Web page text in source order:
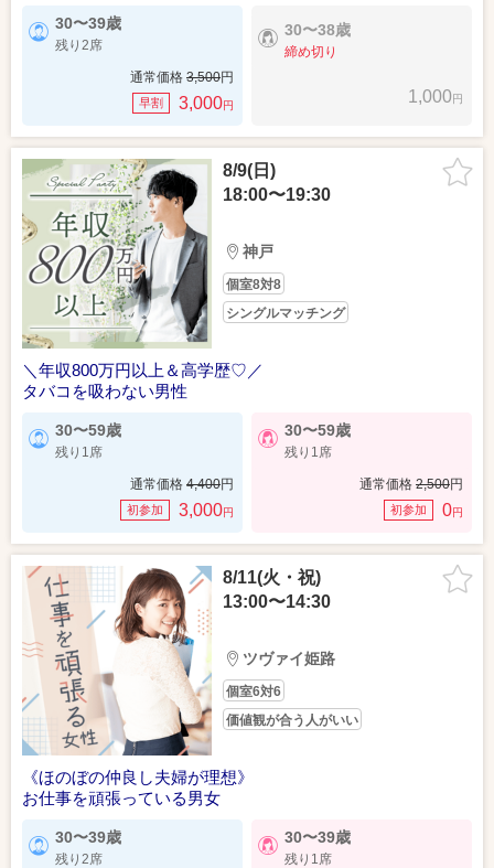
30〜39歳
残り2席
通常価格 3,500円
早割 3,000円
30〜38歳
締め切り
1,000円
8/9(日)
18:00〜19:30
神戸
個室8対8
シングルマッチング
＼年収800万円以上＆高学歴♡／
タバコを吸わない男性
30〜59歳
残り1席
通常価格 4,400円
初参加 3,000円
30〜59歳
残り1席
通常価格 2,500円
初参加 0円
8/11(火・祝)
13:00〜14:30
ツヴァイ姫路
個室6対6
価値観が合う人がいい
《ほのぼの仲良し夫婦が理想》
お仕事を頑張っている男女
30〜39歳
残り2席
30〜39歳
残り1席